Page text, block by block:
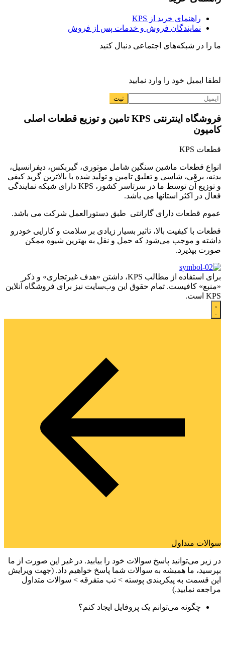
راهنمای خرید از KPS
نمایندگان فروش و خدمات پس از فروش
ما را در شبکه‌های اجتماعی دنبال کنید
لطفا ایمیل خود را وارد نمایید
فروشگاه اینترنتی KPS تامین و توزیع قطعات اصلی
کامیون
قطعات KPS
انواع قطعات ماشین سنگین شامل موتوری، گیربکس، دیفرانسیل،
بدنه، برقی، شاسی و تعلیق تامین و تولید شده با بالاترین گرید کیفی
و توزیع آن توسط ما در سرتاسر کشور، KPS دارای شبکه نمایندگی
فعال در اکثر استانها می باشد.
عموم قطعات دارای گارانتی طبق دستورالعمل شرکت می باشد.
قطعات با کیفیت بالا، تاثیر بسیار زیادی بر سلامت و کارایی خودرو
داشته و موجب می‌شود که حمل و نقل به بهترین شیوه ممکن
صورت بپذیرد.
برای استفاده از مطالب KPS، داشتن «هدف غیرتجاری» و ذکر
«منبع» کافیست. تمام حقوق اين وب‌سايت نیز برای فروشگاه آنلاین
KPS است.
سوالات متداول
در زیر می‌توانید پاسخ سوالات خود را بیابید. در غیر این صورت از ما
بپرسید، ما همیشه به سوالات شما پاسخ خواهیم داد. (جهت ویرایش
این قسمت به پیکربندی پوسته > تب متفرقه > سوالات متداول
مراجعه نمایید.)
چگونه می‌توانم یک پروفایل ایجاد کنم؟